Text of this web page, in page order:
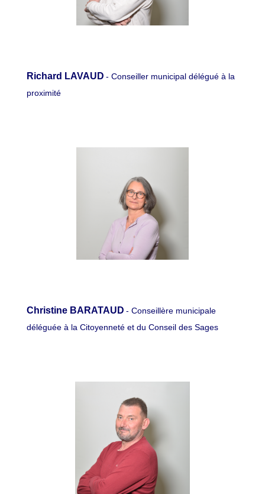
Richard LAVAUD - Conseiller municipal délégué à la
proximité
Christine BARATAUD - Conseillère municipale
déléguée à la Citoyenneté et du Conseil des Sages